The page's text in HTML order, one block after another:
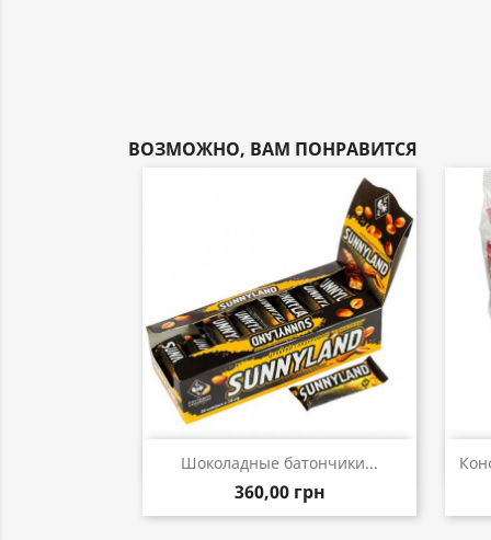
ВОЗМОЖНО, ВАМ ПОНРАВИТСЯ
Шоколадные батончики...
360,00 грн
Быстрый просмотр